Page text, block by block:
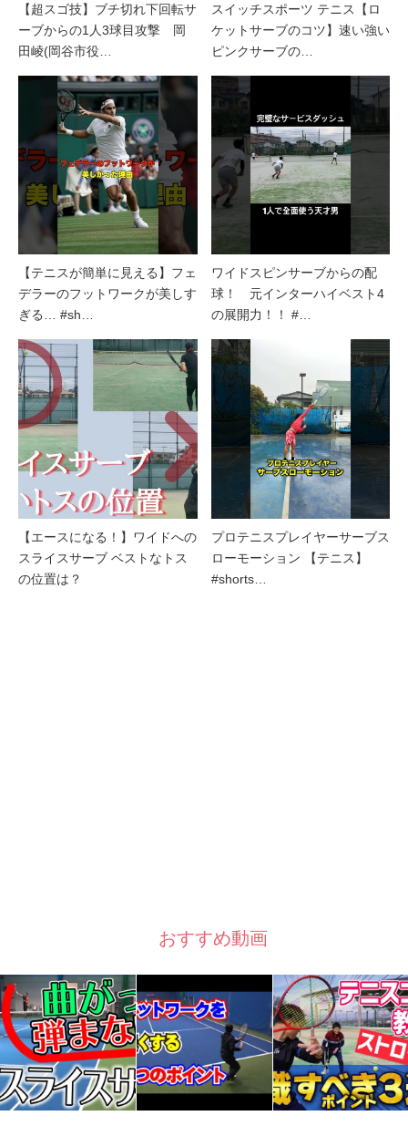
【超スゴ技】ブチ切れ下回転サ
ーブからの1人3球目攻撃 岡
田崚(岡谷市役…
スイッチスポーツ テニス【ロ
ケットサーブのコツ】速い強い
ピンクサーブの…
【テニスが簡単に見える】フェ
デラーのフットワークが美しす
ぎる… #sh…
ワイドスピンサーブからの配
球！ 元インターハイベスト4
の展開力！！ #…
【エースになる！】ワイドへの
スライスサーブ ベストなトス
の位置は？
プロテニスプレイヤーサーブス
ローモーション 【テニス】
#shorts…
おすすめ動画